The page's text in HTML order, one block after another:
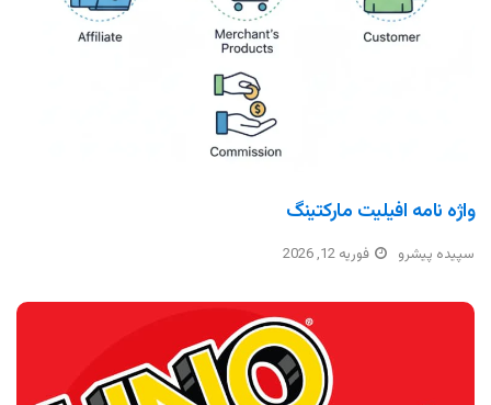
واژه نامه افیلیت مارکتینگ
سپیده پیشرو فوریه 12, 2026